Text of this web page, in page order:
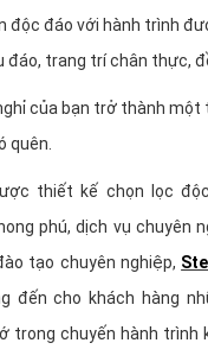
độc đáo với hành trình
đáo, trang trí chân thực, đồ
của bạn trở thành
quên.
thiết kế chọn lọc
phú, dịch vụ chuyên
tạo chuyên nghiệp,
đến cho khách hàng
trong chuyến hành trình